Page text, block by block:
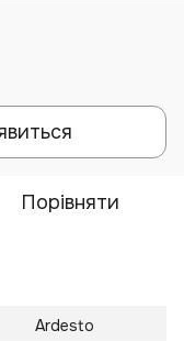
Порівняти
Ardesto